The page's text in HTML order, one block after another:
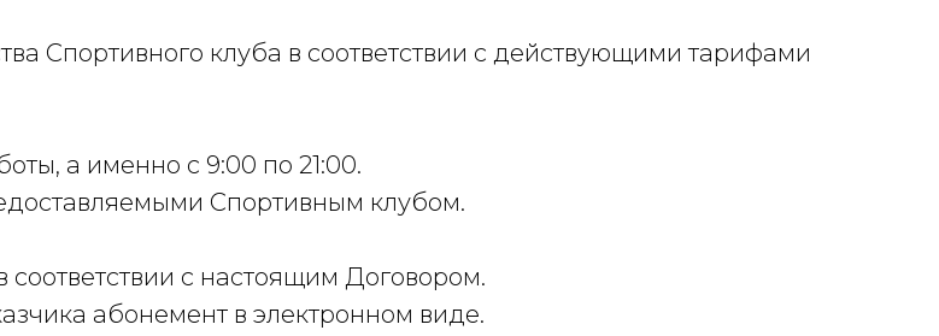
Спортивного клуба в соответствии с действующими тарифами
а именно с 9:00 по 21:00.
Спортивным клубом.
соответствии с настоящим Договором.
абонемент в электронном виде.